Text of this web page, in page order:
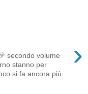
›
secondo volume
stanno per
si fa ancora più...